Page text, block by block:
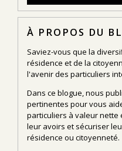
À PROPOS DU
Saviez-vous que la
résidence et de la
l'avenir des particuliers
Dans ce blogue, nous
pertinentes pour vous
particuliers à valeur
leur avoirs et sécuriser
résidence ou citoyenneté.